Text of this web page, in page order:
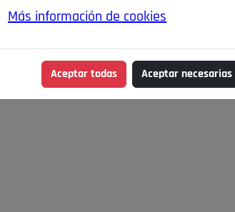
Más información de cookies
Aceptar todas Aceptar necesarias